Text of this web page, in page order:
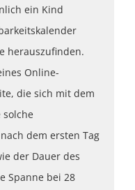
ein Kind
herauszufinden.
Online-
die sich mit dem
dem ersten Tag
der Dauer des
Spanne bei 28